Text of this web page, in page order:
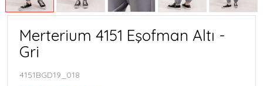
Merterium 4151 Eşofman Altı -
Gri
4151BGD19_018